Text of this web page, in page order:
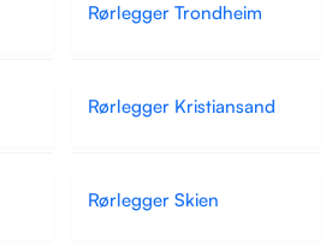
Rørlegger Trondheim
Rørlegger Kristiansand
Rørlegger Skien